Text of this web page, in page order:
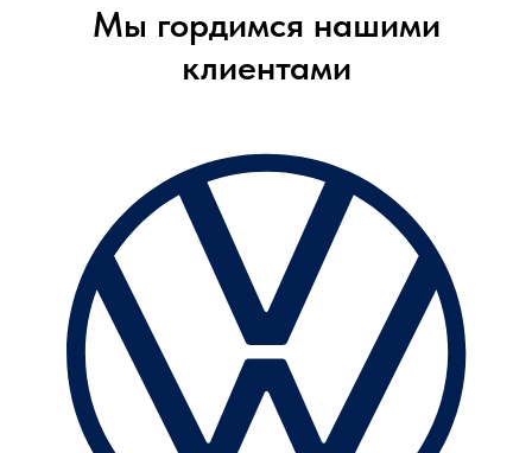
Мы гордимся нашими
клиентами